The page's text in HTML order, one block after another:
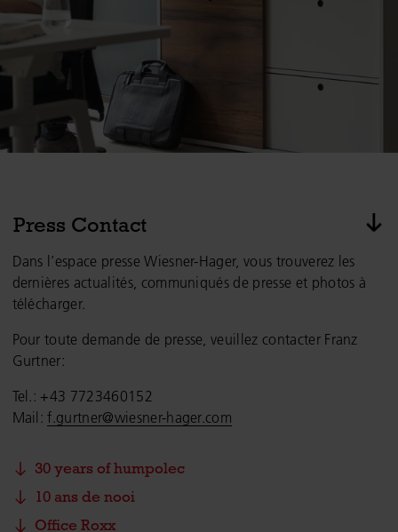
Press Contact
Dans l’espace presse Wiesner-Hager, vous trouverez les
dernières actualités, communiqués de presse et photos à
télécharger.
Pour toute demande de presse, veuillez contacter Franz
Gurtner:
Tel.: +43 7723460152
Mail:f.gurtner@wiesner-hager.com
30 years of humpolec
10 ans de nooi
Office Roxx